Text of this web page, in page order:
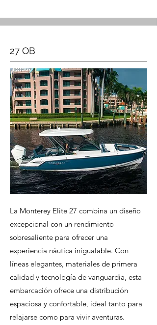
27 OB
La Monterey Elite 27 combina un diseño
excepcional con un rendimiento
sobresaliente para ofrecer una
experiencia náutica inigualable. Con
líneas elegantes, materiales de primera
calidad y tecnología de vanguardia, esta
embarcación ofrece una distribución
espaciosa y confortable, ideal tanto para
relajarse como para vivir aventuras.